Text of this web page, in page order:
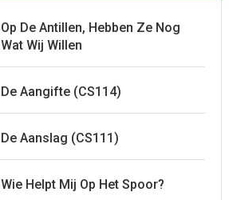
Op De Antillen, Hebben Ze Nog
Wat Wij Willen
De Aangifte (CS114)
De Aanslag (CS111)
Wie Helpt Mij Op Het Spoor?